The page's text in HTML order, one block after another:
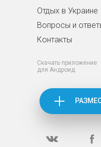
Отдых в Украине
Вопросы и
Контакты
Скачать приложение
для Андроид